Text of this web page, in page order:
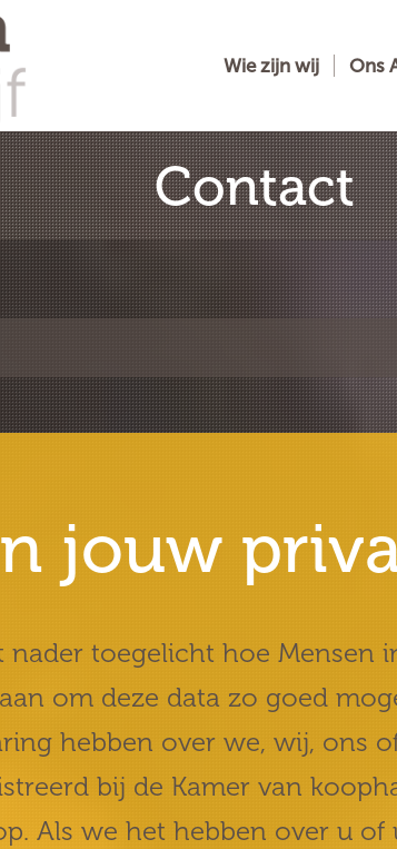
Wie zijn wij Ons
Contact
jouw
toegelicht hoe Mensen
om deze data zo goed
hebben over we, wij, ons
bij de Kamer van
Als we het hebben over u